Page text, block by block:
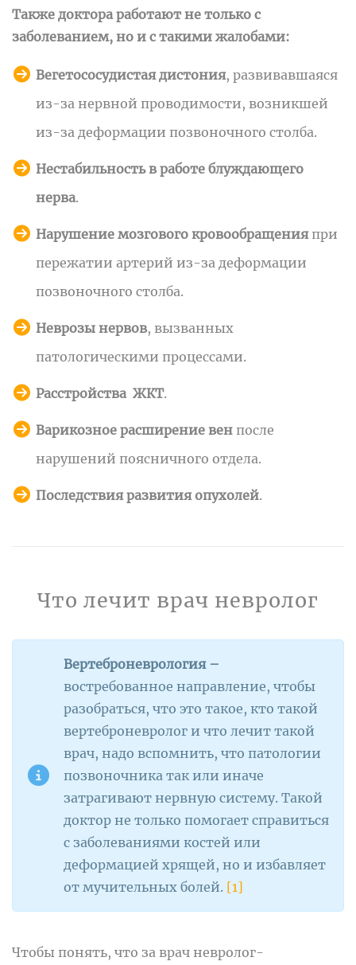
Также доктора работают не только с
заболеванием, но и с такими жалобами:
Вегетососудистая дистония, развивавшаяся
из-за нервной проводимости, возникшей
из-за деформации позвоночного столба.
Нестабильность в работе блуждающего
нерва.
Нарушение мозгового кровообращенияпри
пережатии артерий из-за деформации
позвоночного столба.
Неврозы нервов, вызванных
патологическими процессами.
Расстройства ЖКТ.
Варикозное расширение вен после
нарушений поясничного отдела.
Последствия развития опухолей.
Что лечит врач невролог
Вертеброневрология –
востребованное направление, чтобы
разобраться, что это такое, кто такой
вертеброневролог и что лечит такой
врач, надо вспомнить, что патологии
позвоночника так или иначе
затрагивают нервную систему. Такой
доктор не только помогает справиться
с заболеваниями костей или
деформацией хрящей, но и избавляет
от мучительных болей. [1]
Чтобы понять, что за врач невролог-